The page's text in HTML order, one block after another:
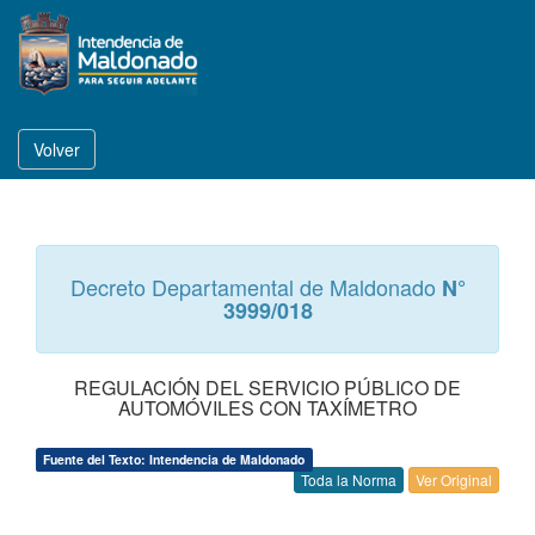
Volver
Decreto Departamental de Maldonado N°
3999/018
REGULACIÓN DEL SERVICIO PÚBLICO DE
AUTOMÓVILES CON TAXÍMETRO
Fuente del Texto: Intendencia de Maldonado
Toda la Norma Ver Original